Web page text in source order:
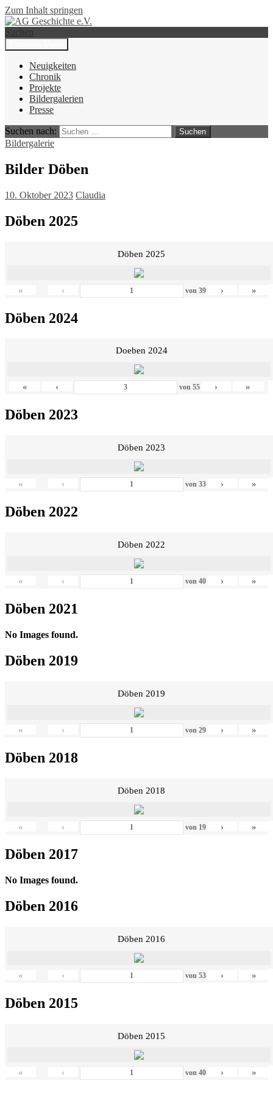
Zum Inhalt springen
AG Geschichte e.V.
Suchen
Neuigkeiten
Chronik
Projekte
Bildergalerien
Presse
Suchen nach:
Bildergalerie
Bilder Döben
10. Oktober 2023 Claudia
Döben 2025
Döben 2025
« ‹ von 39 › »
Döben 2024
Doeben 2024
« ‹ von 55 › »
Döben 2023
Döben 2023
« ‹ von 33 › »
Döben 2022
Döben 2022
« ‹ von 40 › »
Döben 2021
No Images found.
Döben 2019
Döben 2019
« ‹ von 29 › »
Döben 2018
Döben 2018
« ‹ von 19 › »
Döben 2017
No Images found.
Döben 2016
Döben 2016
« ‹ von 53 › »
Döben 2015
Döben 2015
« ‹ von 40 › »